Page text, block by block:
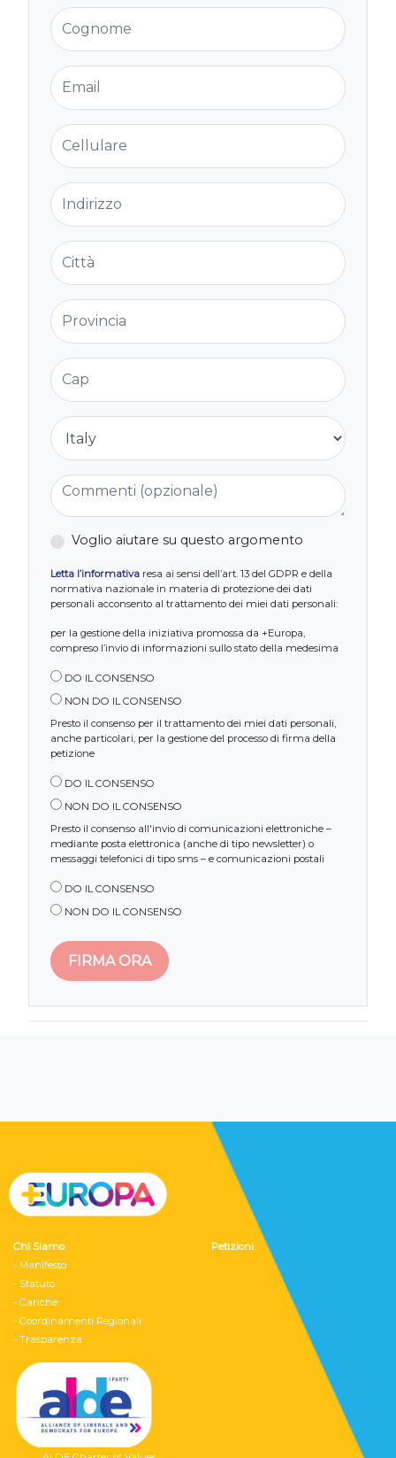
Cognome
Email
Cellulare
Indirizzo
Città
Provincia
Cap
Nazione
Commenti (opzionale)
Voglio aiutare su questo argomento
Letta l’informativa resa ai sensi dell’art. 13 del GDPR e della
normativa nazionale in materia di protezione dei dati
personali acconsento al trattamento dei miei dati personali:
per la gestione della iniziativa promossa da +Europa,
compreso l’invio di informazioni sullo stato della medesima
DO IL CONSENSO
NON DO IL CONSENSO
Presto il consenso per il trattamento dei miei dati personali,
anche particolari, per la gestione del processo di firma della
petizione
DO IL CONSENSO
NON DO IL CONSENSO
Presto il consenso all'invio di comunicazioni elettroniche –
mediante posta elettronica (anche di tipo newsletter) o
messaggi telefonici di tipo sms – e comunicazioni postali
DO IL CONSENSO
NON DO IL CONSENSO
Chi Siamo
- Manifesto
- Statuto
- Cariche
- Coordinamenti Regionali
- Trasparenza
Petizioni